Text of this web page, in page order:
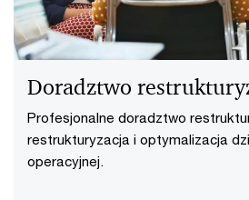
Doradztwo
Profesjonalne doradztwo
restrukturyzacja i optymalizacja
operacyjnej.